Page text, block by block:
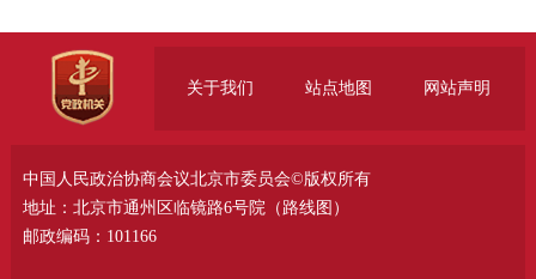
关于我们 站点地图 网站声明
中国人民政治协商会议北京市委员会©版权所有
地址：北京市通州区临镜路6号院（ 路线图 ）
邮政编码：101166